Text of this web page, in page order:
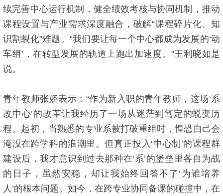
续完善中心运行机制，健全绩效考核与协同机制，推动
课程设置与产业需求深度融合，破解“课程碎片化、知
识割裂化”难题。“我们要让每一个中心都成为发展的‘动
车组’，在转型发展的轨道上跑出加速度。”王利晓如是
说。
青年教师张娇表示：“作为新入职的青年教师，这场‘系
改中心’的改革让我经历了一场从迷茫到笃定的蜕变历
程。起初，当熟悉的专业系被打破重组时，惶恐自己会
淹没在跨学科的浪潮里。但真正投入‘中心制’的课程群
建设后，我才意识到过去那种在‘系’的堡垒里各自为战
的日子，虽然安稳，却让我始终回答不了‘为谁培养
人’的根本问题。如今，在跨专业协同备课的碰撞中，在